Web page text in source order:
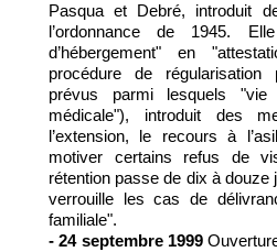
Pasqua et Debré, introduit
l’ordonnance de 1945.
d’hébergement" en
procédure de
prévus parmi lesquels
médicale"), introduit des
l’extension, le recours à
motiver certains refus de
rétention passe de dix à douze
verrouille les cas de
familiale".
- 24 septembre 1999